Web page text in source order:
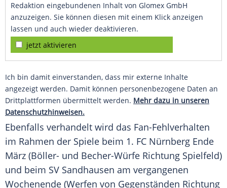
Redaktion eingebundenen Inhalt von Glomex GmbH
anzuzeigen. Sie können diesen mit einem Klick anzeigen
lassen und auch wieder deaktivieren.
jetzt aktivieren
Ich bin damit einverstanden, dass mir externe Inhalte
angezeigt werden. Damit können personenbezogene Daten an
Drittplattformen übermittelt werden. Mehr dazu in unseren
Datenschutzhinweisen.
Ebenfalls verhandelt wird das Fan-Fehlverhalten
im Rahmen der Spiele beim 1. FC Nürnberg Ende
März (Böller- und Becher-Würfe Richtung Spielfeld)
und beim SV Sandhausen am vergangenen
Wochenende (Werfen von Gegenständen Richtung